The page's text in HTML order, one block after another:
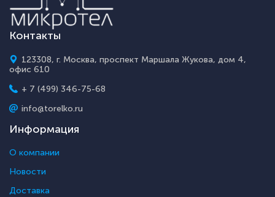
Контакты
123308, г. Москва, проспект Маршала Жукова, дом 4,
офис 610
+ 7 (499) 346-75-68
info@torelko.ru
Информация
О компании
Новости
Доставка